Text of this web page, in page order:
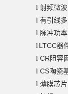
l 射频微
l 有引线
l 脉冲功
l LTCC器
l CR阻容
l CS陶瓷
l 薄膜芯